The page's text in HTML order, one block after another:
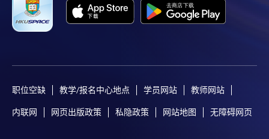
职位空缺 教学/报名中心地点 学员网站 教师网站
内联网 网页出版政策 私隐政策 网站地图 无障碍网页